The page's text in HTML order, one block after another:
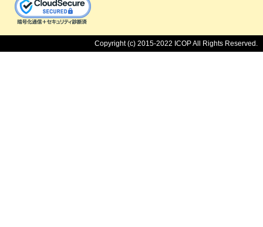
Copyright (c) 2015-2022 ICOP All Rights Reserved.